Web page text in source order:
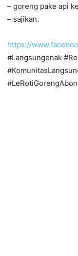
– goreng pake api
– sajikan.
https://
#Langsungenak
#LeRotiGorengAbon